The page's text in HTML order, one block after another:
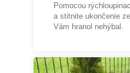
Pomocou
a stitnite ukončenie
Vám hranol nehýbal.